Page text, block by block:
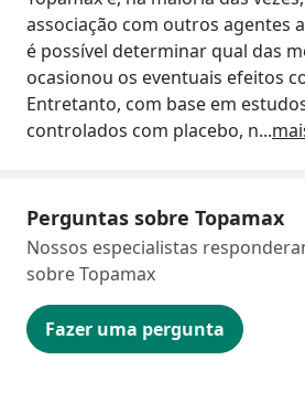
associação com outros agentes
é possível determinar qual das
ocasionou os eventuais efeitos
Entretanto, com base em
controlados com placebo, n...
Perguntas sobre Topamax
Fazer uma pergunta
Nossos especialistas
sobre Topamax